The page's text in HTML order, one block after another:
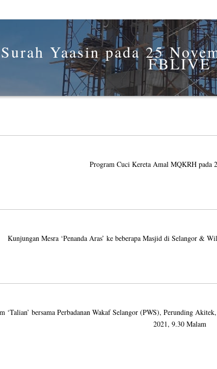
Yaasin pada 25
FBLIVE
Program Cuci Kereta Amal MQKRH pada
Kunjungan Mesra ‘Penanda Aras’ ke beberapa Masjid di Selangor &
‘Talian’ bersama Perbadanan Wakaf Selangor (PWS), Perunding
2021, 9.30 Malam